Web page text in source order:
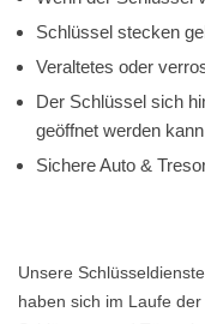
Schlüssel stecken
Veraltetes oder
Der Schlüssel sich
geöffnet werden kann
Sichere Auto &
Unsere
haben sich im Laufe